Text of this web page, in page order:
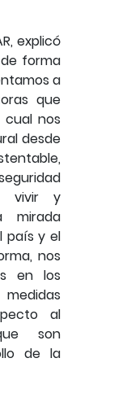
explicó
forma
a
que
cual nos
desde
vivir y
mirada
país y el
nos
en los
al
son
de la